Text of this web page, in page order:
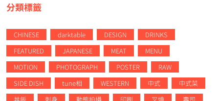
分類標籤
CHINESE darktable DESIGN
DRINKS
FEATURED
JAPANESE MEAT
MENU
MOTION
PHOTOGRAPH POSTER
RAW
SIDE DISH
tune相 WESTERN 中式
中式菜